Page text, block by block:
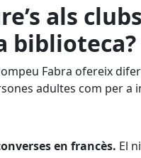
als
biblioteca?
Fabra ofereix
adultes com per a
en francès. El